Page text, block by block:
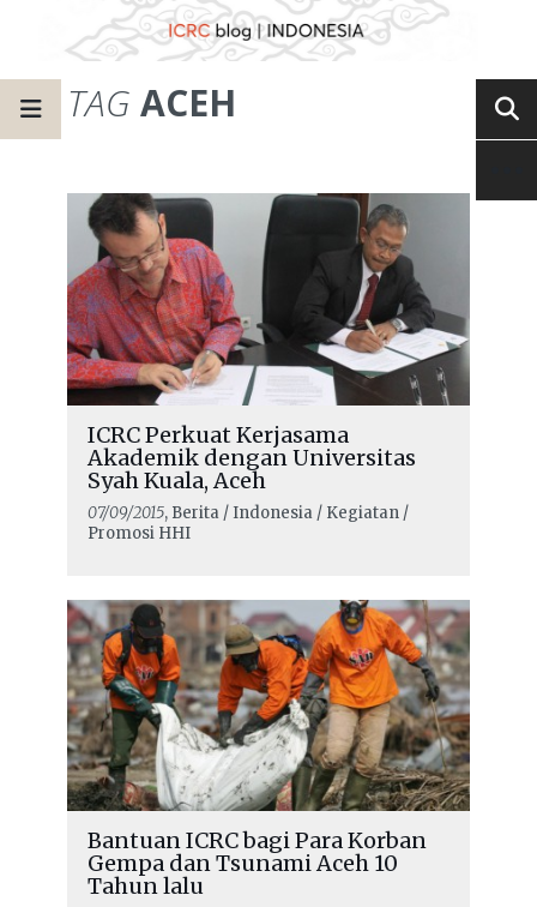
TAG ACEH
ICRC Perkuat Kerjasama
Akademik dengan Universitas
Syah Kuala, Aceh
07/09/2015, Berita / Indonesia / Kegiatan /
Promosi HHI
Bantuan ICRC bagi Para Korban
Gempa dan Tsunami Aceh 10
Tahun lalu